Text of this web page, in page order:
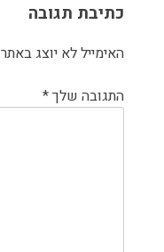
כתיבת תגובה
האימייל לא יוצג באתר.
התגובה שלך*